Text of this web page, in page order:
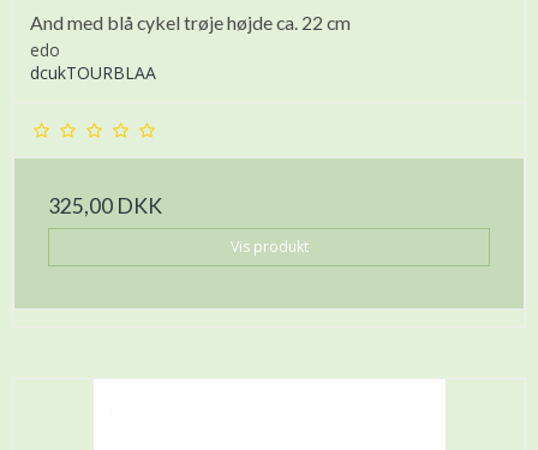
And med blå cykel trøje højde ca. 22 cm
edo
dcukTOURBLAA
325,00 DKK
Vis produkt